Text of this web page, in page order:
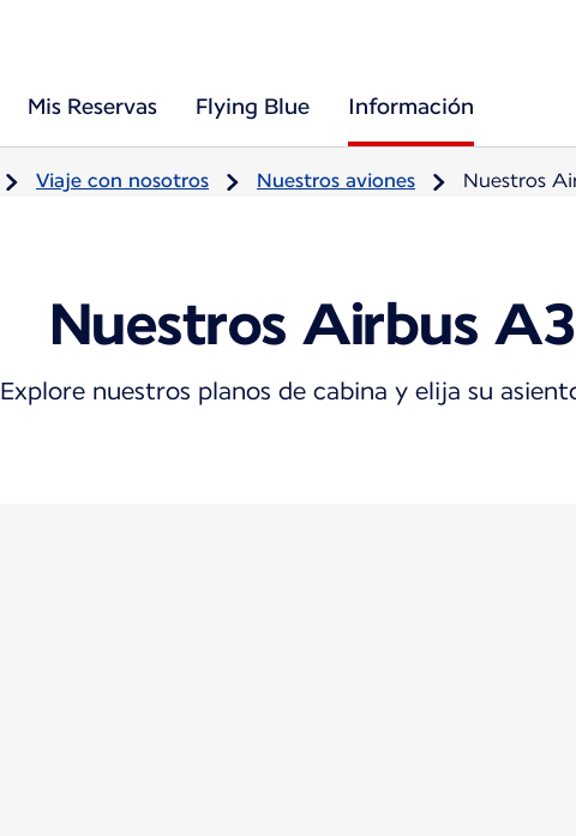
Mis Reservas Flying Blue Información
Viaje con nosotros Nuestros aviones Nuestros
Nuestros Airbus
Explore nuestros planos de cabina y elija su